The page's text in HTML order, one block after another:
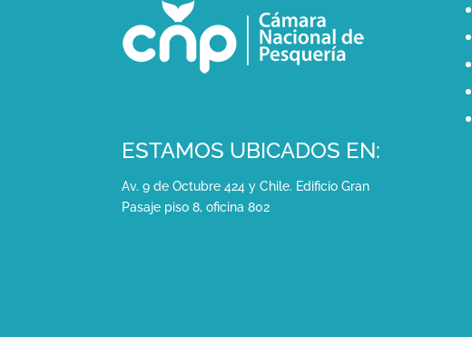
ESTAMOS UBICADOS EN:
Av. 9 de Octubre 424 y Chile. Edificio Gran
Pasaje piso 8, oficina 802